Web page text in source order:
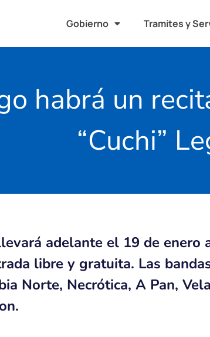
Gobierno Tramites y
habrá un
“Cuchi”
adelante el 19 de enero
libre y gratuita. Las
Norte, Necrótica, A Pan,